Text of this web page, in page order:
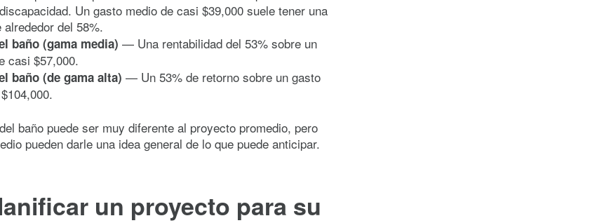
Un gasto medio de casi $39,000 suele tener una
alrededor del 58%.
baño (gama media) — Una rentabilidad del 53% sobre un
casi $57,000.
baño (de gama alta) — Un 53% de retorno sobre un gasto
baño puede ser muy diferente al proyecto promedio, pero
pueden darle una idea general de lo que puede anticipar.
un proyecto para su